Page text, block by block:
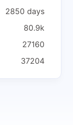
2850 days
80.9k
27160
37204